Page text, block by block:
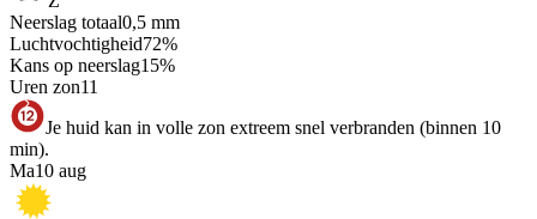
Neerslag totaal0,5 mm
Luchtvochtigheid72%
Kans op neerslag15%
Uren zon11
Je huid kan in volle zon extreem snel verbranden (binnen 10
min).
Ma10 aug